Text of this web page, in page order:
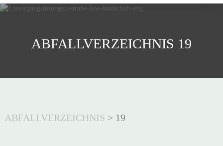
ABFALLVERZEICHNIS 19
ABFALLVERZEICHNIS > 19